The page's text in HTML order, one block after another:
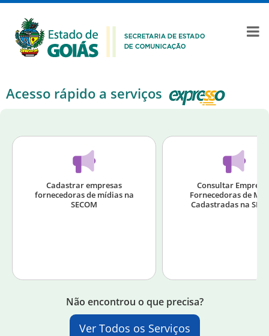
Acesso rápido a serviços
Cadastrar empresas
fornecedoras de mídias na
SECOM
Consultar
Fornecedoras de
Cadastradas na
Não encontrou o que precisa?
Ver Todos os Serviços